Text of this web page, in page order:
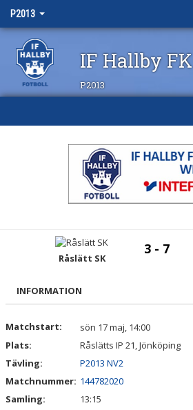
P2013
IF Hallby FK
P2013
BILDGALLERI
KONTAKT
Råslätt SK
3 - 7
INFORMATION
Matchstart:
sön 17 maj, 14:00
Plats:
Råslätts IP 21, Jönköping
Tävling:
P2013 NV2
Matchnummer: 144782020
Samling:
13:15